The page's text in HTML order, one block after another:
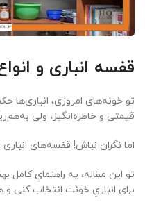
قفسه انباری و
تو خونه‌های امروزی، انباری‌ها
قیمتی و خاطره‌انگیز، ولی
اما نگران نباش! قفسه‌های
تو این مقاله، یه راهنمایِ
برای انباریِ خونَت انتخاب کنی